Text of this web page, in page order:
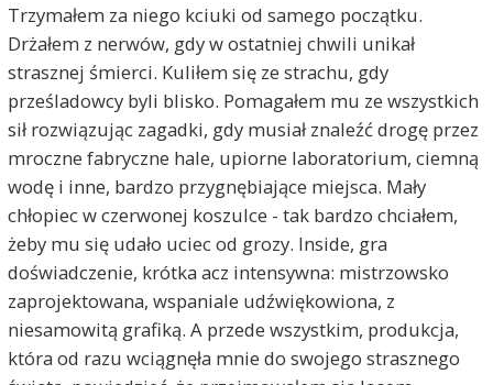
Trzymałem za niego kciuki od samego początku.
Drżałem z nerwów, gdy w ostatniej chwili unikał
strasznej śmierci. Kuliłem się ze strachu, gdy
prześladowcy byli blisko. Pomagałem mu ze wszystkich
sił rozwiązując zagadki, gdy musiał znaleźć drogę przez
mroczne fabryczne hale, upiorne laboratorium, ciemną
wodę i inne, bardzo przygnębiające miejsca. Mały
chłopiec w czerwonej koszulce - tak bardzo chciałem,
żeby mu się udało uciec od grozy. Inside, gra
doświadczenie, krótka acz intensywna: mistrzowsko
zaprojektowana, wspaniale udźwiękowiona, z
niesamowitą grafiką. A przede wszystkim, produkcja,
która od razu wciągnęła mnie do swojego strasznego